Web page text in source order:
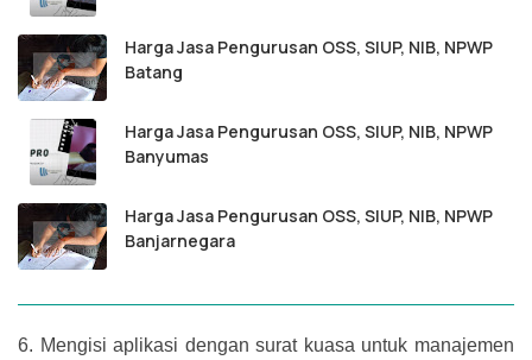
Harga Jasa Pengurusan OSS, SIUP, NIB, NPWP
Batang
Harga Jasa Pengurusan OSS, SIUP, NIB, NPWP
Banyumas
Harga Jasa Pengurusan OSS, SIUP, NIB, NPWP
Banjarnegara
6. Mengisi aplikasi dengan surat kuasa untuk manajemen